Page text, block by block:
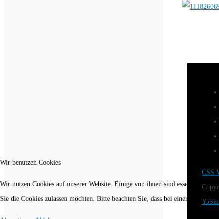
CSS
Wir benutzen Cookies
Wir nutzen Cookies auf unserer Website. Einige von ihnen sind essenziell für
Sie die Cookies zulassen möchten. Bitte beachten Sie, dass bei einer